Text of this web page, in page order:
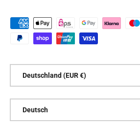
Zahlungsmethoden
Deutschland (EUR €)
Deutsch